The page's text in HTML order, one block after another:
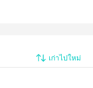
เก่าไปใหม่